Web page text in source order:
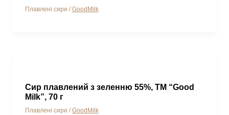
Плавлені сири /GoodMilk
Сир плавлений з зеленню 55%, ТМ “Good
Milk”, 70 г
Плавлені сири /GoodMilk